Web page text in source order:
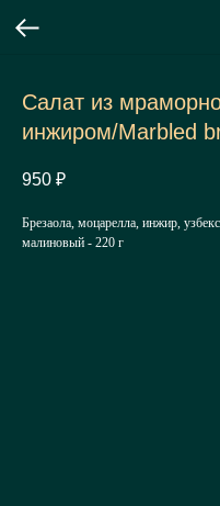
Салат из
инжиром/Marbled
950 ₽
Брезаола, моцарелла, инжир,
малиновый - 220 г